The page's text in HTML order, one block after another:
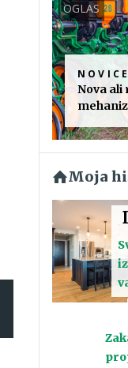
OGLAS
NOVICE
Nova ali
Moja